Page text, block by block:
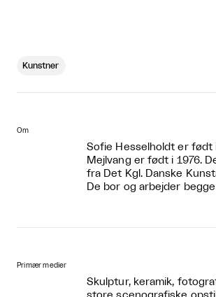
Kunstner
Om
Sofie Hesselholdt er født
Mejlvang er født i 1976.
fra Det Kgl. Danske
De bor og arbejder
Primær medier
Skulptur, keramik,